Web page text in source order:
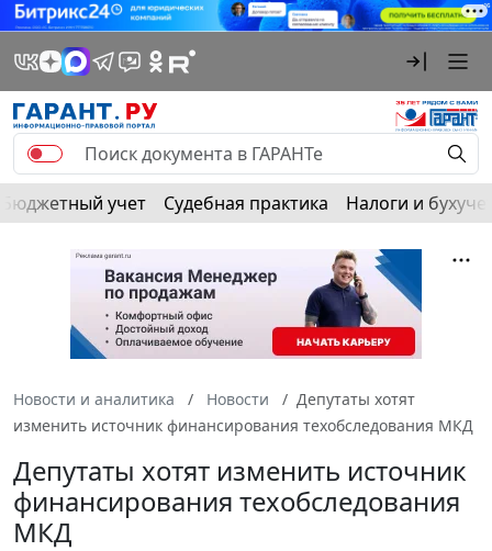
Бюджетный учет Судебная практика Налоги и
Новости и аналитика Новости
Депутаты хотят
изменить источник финансирования техобследования МКД
Депутаты хотят изменить источник
финансирования техобследования
МКД